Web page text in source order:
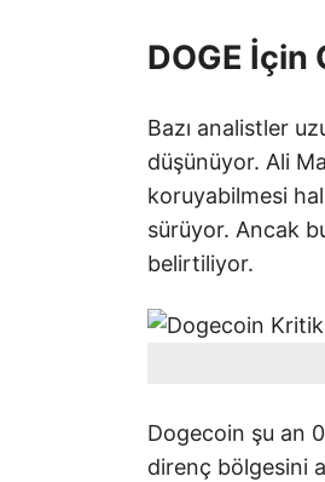
DOGE İçin
Bazı analistler
düşünüyor. Ali
koruyabilmesi
sürüyor. Ancak
belirtiliyor.
Dogecoin şu an
direnç bölgesini